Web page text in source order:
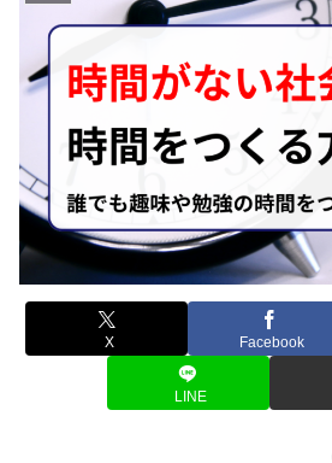
X Facebook
LINE